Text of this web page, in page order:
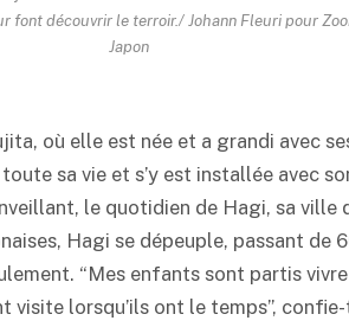
font découvrir le terroir./ Johann Fleuri pour
Japon
où elle est née et a grandi avec
sa vie et s’y est installée avec
le quotidien de Hagi, sa ville
Hagi se dépeuple, passant
“Mes enfants sont partis
visite lorsqu’ils ont le temps”,